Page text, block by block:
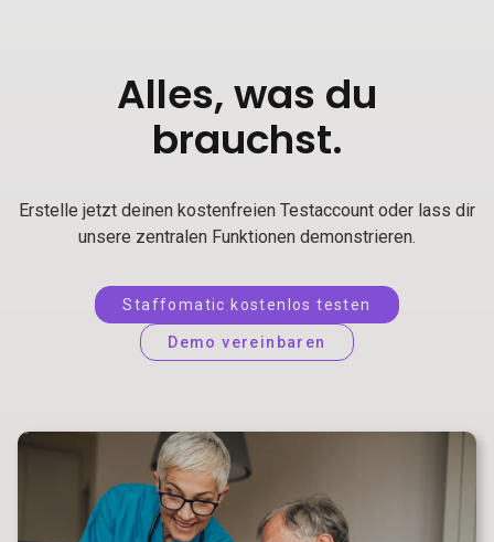
Alles, was du
brauchst.
Erstelle jetzt deinen kostenfreien Testaccount oder lass dir
unsere zentralen Funktionen demonstrieren.
Staffomatic kostenlos testen
Demo vereinbaren